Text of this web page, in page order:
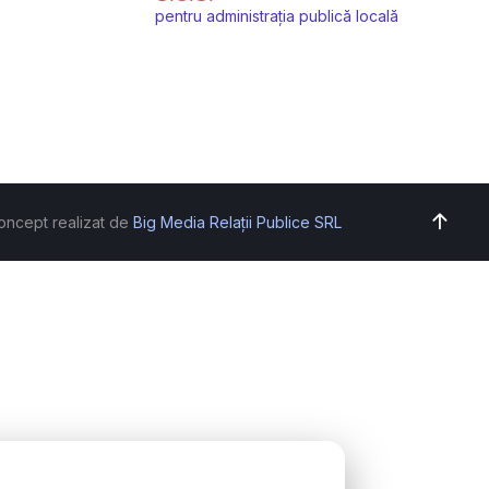
pentru administrația publică locală
realizat de Big Media Relații Publice SRL